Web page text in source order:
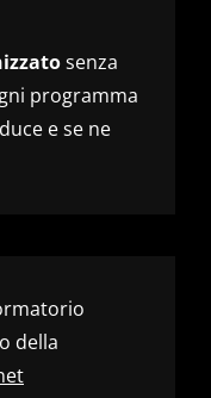
senza
programma
e se ne
della